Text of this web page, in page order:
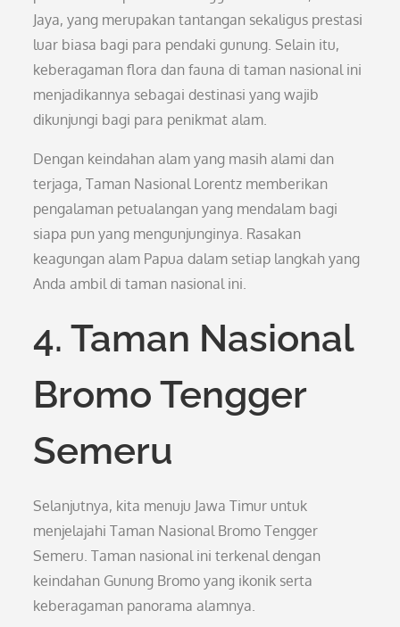
Jaya, yang merupakan tantangan sekaligus prestasi
luar biasa bagi para pendaki gunung. Selain itu,
keberagaman flora dan fauna di taman nasional ini
menjadikannya sebagai destinasi yang wajib
dikunjungi bagi para penikmat alam.
Dengan keindahan alam yang masih alami dan
terjaga, Taman Nasional Lorentz memberikan
pengalaman petualangan yang mendalam bagi
siapa pun yang mengunjunginya. Rasakan
keagungan alam Papua dalam setiap langkah yang
Anda ambil di taman nasional ini.
4. Taman Nasional
Bromo Tengger
Semeru
Selanjutnya, kita menuju Jawa Timur untuk
menjelajahi Taman Nasional Bromo Tengger
Semeru. Taman nasional ini terkenal dengan
keindahan Gunung Bromo yang ikonik serta
keberagaman panorama alamnya.